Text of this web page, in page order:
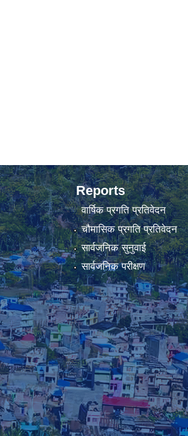
Reports
वार्षिक प्रगति प्रतिवेदन
चौमासिक प्रगति प्रतिवेदन
सार्वजनिक सुनुवाई
सार्वजनिक परीक्षण